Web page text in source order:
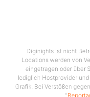
Diginights ist nicht
Locations werden von
eingetragen oder über
lediglich Hostprovider
Grafik. Bei Verstößen
"